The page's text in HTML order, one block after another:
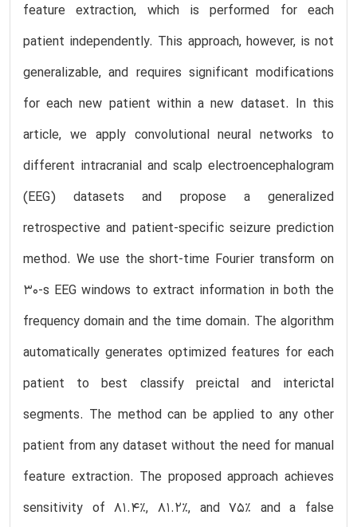
feature extraction, which is performed for each
patient independently. This approach, however, is not
generalizable, and requires significant modifications
for each new patient within a new dataset. In this
article, we apply convolutional neural networks to
different intracranial and scalp electroencephalogram
(EEG) datasets and propose a generalized
retrospective and patient-specific seizure prediction
method. We use the short-time Fourier transform on
30-s EEG windows to extract information in both the
frequency domain and the time domain. The algorithm
automatically generates optimized features for each
patient to best classify preictal and interictal
segments. The method can be applied to any other
patient from any dataset without the need for manual
feature extraction. The proposed approach achieves
sensitivity of 81.4%, 81.2%, and 75% and a false